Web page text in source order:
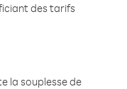
des tarifs
la souplesse de